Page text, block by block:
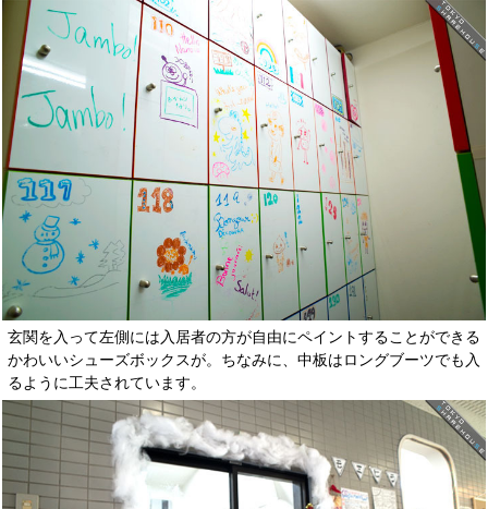
玄関を入って左側には入居者の方が自由にペイントすることができる
かわいいシューズボックスが。ちなみに、中板はロングブーツでも入
るように工夫されています。